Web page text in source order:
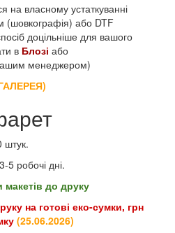
на власному устаткуванні
або DTF
доцільніше для вашого
в Блозі або
менеджером)
штук.
5 робочі дні.
макетів до друку
на готові еко-сумки, грн
(25.06.2026)